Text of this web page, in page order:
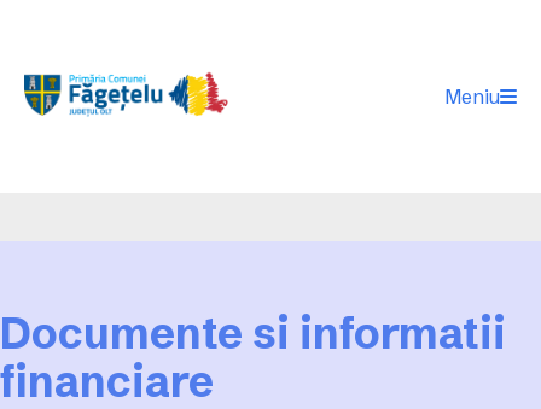
Meniu
Documente si informatii
financiare